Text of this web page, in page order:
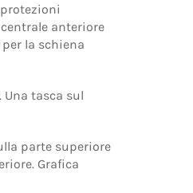
anteriore
la schiena
Una tasca sul
parte superiore
Grafica